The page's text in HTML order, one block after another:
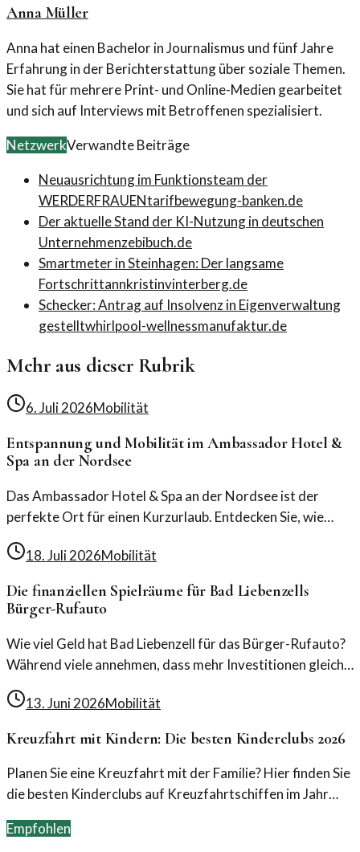
Anna Müller
Anna hat einen Bachelor in Journalismus und fünf Jahre
Erfahrung in der Berichterstattung über soziale Themen.
Sie hat für mehrere Print- und Online-Medien gearbeitet
und sich auf Interviews mit Betroffenen spezialisiert.
NetzwerkVerwandte Beiträge
Neuausrichtung im Funktionsteam der
WERDERFRAUENtarifbewegung-banken.de
Der aktuelle Stand der KI-Nutzung in deutschen
Unternehmenzebibuch.de
Smartmeter in Steinhagen: Der langsame
Fortschrittannkristinvinterberg.de
Schecker: Antrag auf Insolvenz in Eigenverwaltung
gestelltwhirlpool-wellnessmanufaktur.de
Mehr aus dieser Rubrik
6. Juli 2026Mobilität
Entspannung und Mobilität im Ambassador Hotel &
Spa an der Nordsee
Das Ambassador Hotel & Spa an der Nordsee ist der
perfekte Ort für einen Kurzurlaub. Entdecken Sie, wie
18. Juli 2026Mobilität
Die finanziellen Spielräume für Bad Liebenzells
Bürger-Rufauto
Wie viel Geld hat Bad Liebenzell für das Bürger-Rufauto?
Während viele annehmen, dass mehr Investitionen gleich
13. Juni 2026Mobilität
Kreuzfahrt mit Kindern: Die besten Kinderclubs 2026
Planen Sie eine Kreuzfahrt mit der Familie? Hier finden Sie
die besten Kinderclubs auf Kreuzfahrtschiffen im Jahr
Empfohlen